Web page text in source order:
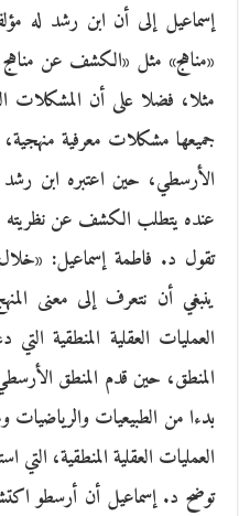
إسماعيل إلى أن ابن رشد له
«مناهج» مثل «الكشف عن مناهج
مثلا، فضلا على أن المشكلات
جميعها مشكلات معرفية منهجية،
الأرسطي، حين اعتبره ابن رشد
عنده يتطلب الكشف عن نظريته
تقول د. فاطمة إسماعيل: «خلال
ينبغي أن نتعرف إلى معنى
العمليات العقلية المنطقية
المنطق، حين قدم المنطق
بدءا من الطبيعيات والرياضيات
العمليات العقلية المنطقية، التي
توضح د. إسماعيل أن أرسطو